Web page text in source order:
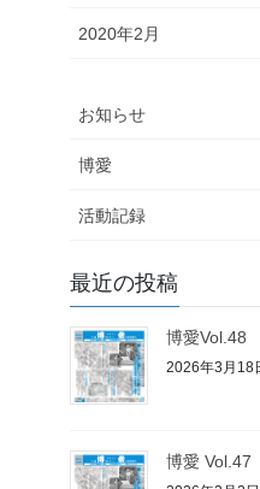
2020年2月
お知らせ
博愛
活動記録
最近の投稿
博愛Vol.48
2026年3月18
博愛 Vol.47